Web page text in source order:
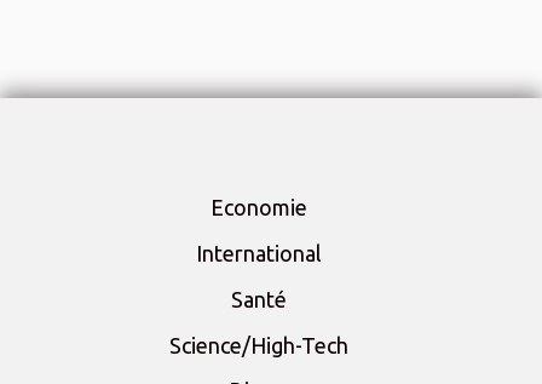
Economie
International
Santé
Science/High-Tech